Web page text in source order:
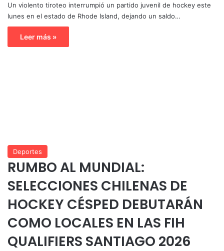
Un violento tiroteo interrumpió un partido juvenil de hockey este
lunes en el estado de Rhode Island, dejando un saldo…
Leer más »
Deportes
RUMBO AL MUNDIAL:
SELECCIONES CHILENAS DE
HOCKEY CÉSPED DEBUTARÁN
COMO LOCALES EN LAS FIH
QUALIFIERS SANTIAGO 2026